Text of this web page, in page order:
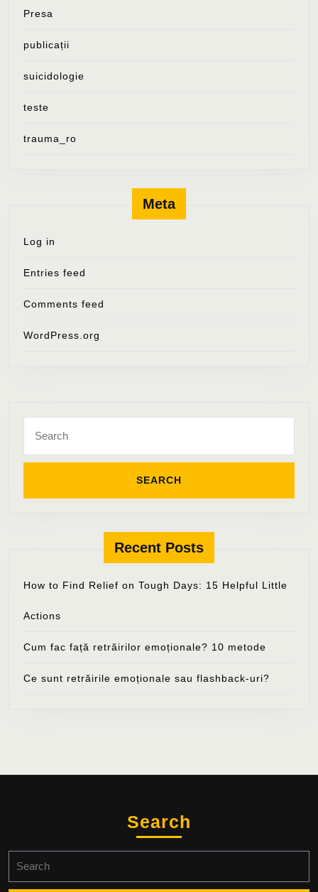
Presa
publicații
suicidologie
teste
trauma_ro
Meta
Log in
Entries feed
Comments feed
WordPress.org
for:
Recent Posts
How to Find Relief on Tough Days: 15 Helpful Little
Actions
Cum fac față retrăirilor emoționale? 10 metode
Ce sunt retrăirile emoționale sau flashback-uri?
Search
for: